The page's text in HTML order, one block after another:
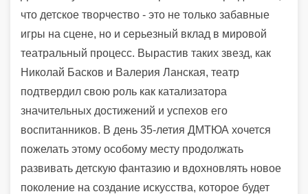
что детское творчество - это не только забавные
игры на сцене, но и серьезный вклад в мировой
театральный процесс. Вырастив таких звезд, как
Николай Басков и Валерия Ланская, театр
подтвердил свою роль как катализатора
значительных достижений и успехов его
воспитанников. В день 35-летия ДМТЮА хочется
пожелать этому особому месту продолжать
развивать детскую фантазию и вдохновлять новое
поколение на создание искусства, которое будет